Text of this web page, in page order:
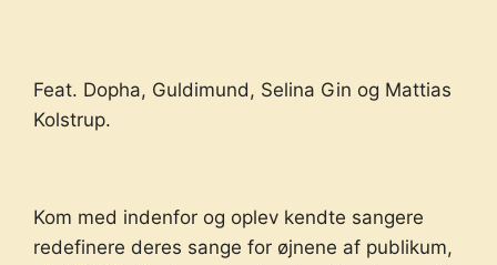
Feat. Dopha, Guldimund, Selina Gin og Mattias
Kolstrup.
Kom med indenfor og oplev kendte sangere
redefinere deres sange for øjnene af publikum,